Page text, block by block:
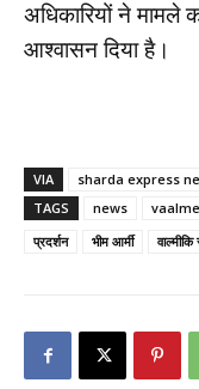
अधिकारियों ने मामले
आश्वासन दिया है।
VIA
sharda express
TAGS
news
प्रदर्शन
भीम आर्मी